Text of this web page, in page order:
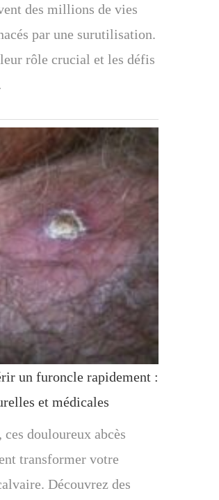
des millions de vies
par une surutilisation.
rôle crucial et les défis
un furoncle rapidement :
et médicales
douloureux abcès
transformer votre
Découvrez des